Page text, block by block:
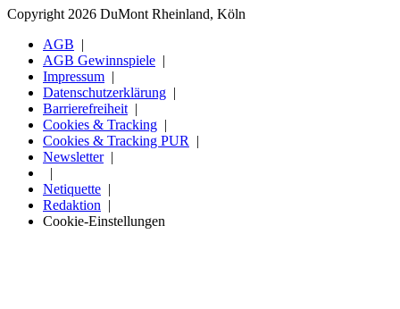
Copyright 2026 DuMont Rheinland, Köln
AGB
AGB Gewinnspiele
Impressum
Datenschutzerklärung
Barrierefreiheit
Cookies & Tracking
Cookies & Tracking PUR
Newsletter
Netiquette
Redaktion
Cookie-Einstellungen